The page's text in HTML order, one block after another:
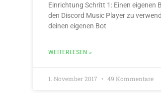
Einrichtung Schritt 1: Einen eigenen
den Discord Music Player zu
deinen eigenen Bot
WEITERLESEN »
1. November 2017 49 Kommentare